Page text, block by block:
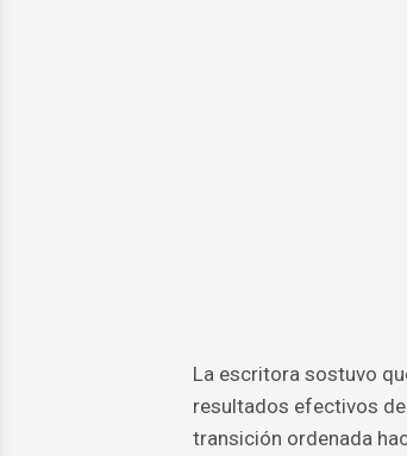
La escritora sostuvo
resultados efectivos
transición ordenada